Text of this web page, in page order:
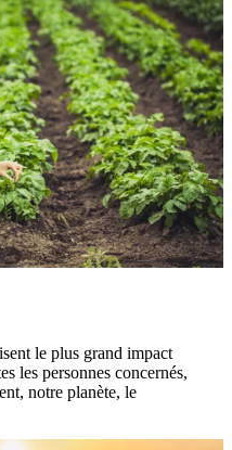
le plus grand impact
les personnes concernés,
notre planète, le